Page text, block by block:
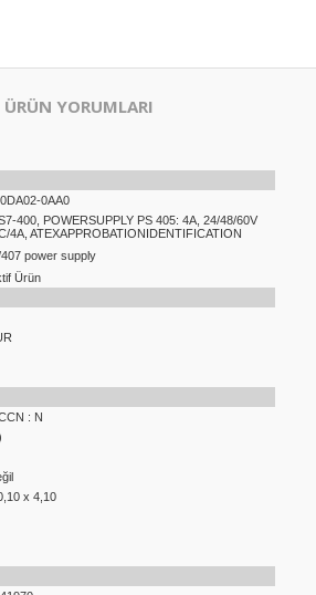
ÜRÜN YORUMLARI
0AA0
400, POWERSUPPLY PS 405: 4A, 24/48/60V
4A, ATEXAPPROBATIONIDENTIFICATION
407 power supply
Ürün
: N
x 4,10